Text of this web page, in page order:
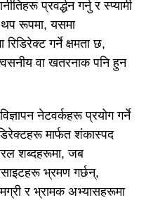
प्रवर्द्धन गर्नु र स्प्यामी
रूपमा, यसमा
गर्ने क्षमता छ,
वा खतरनाक पनि हुन
नेटवर्कहरू प्रयोग गर्ने
मार्फत शंकास्पद
शब्दहरूमा, जब
भ्रमण गर्छन्,
र भ्रामक अभ्यासहरूमा